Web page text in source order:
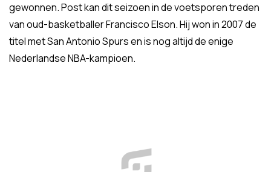
gewonnen. Post kan dit seizoen in de voetsporen treden
van oud-basketballer Francisco Elson. Hij won in 2007 de
titel met San Antonio Spurs en is nog altijd de enige
Nederlandse NBA-kampioen.